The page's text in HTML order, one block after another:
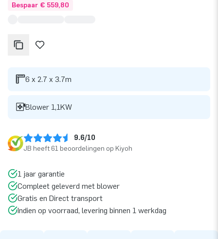
Bespaar € 559,80
6 x 2.7 x 3.7m
Blower 1,1KW
9.6/10
JB heeft 61 beoordelingen op Kiyoh
1 jaar garantie
Compleet geleverd met blower
Gratis en Direct transport
Indien op voorraad, levering binnen 1 werkdag